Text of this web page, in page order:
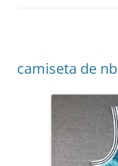
camiseta de